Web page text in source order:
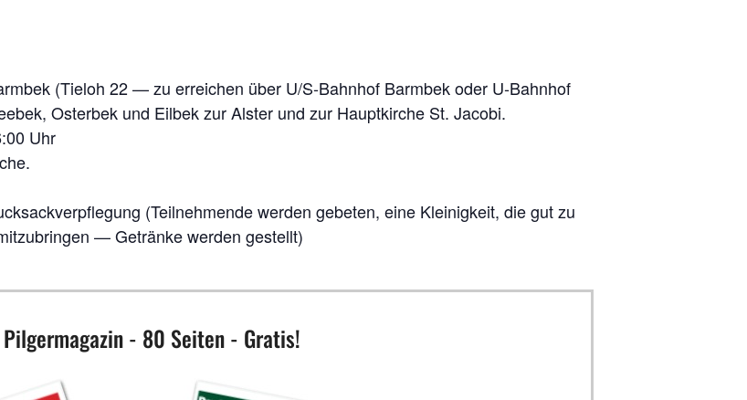
(Tie­loh 22 — zu errei­chen über U/S‑Bahnhof Barm­bek oder U‑Bahnhof
Oster­bek und Eil­bek zur Als­ter und zur Haupt­kir­che St. Jacobi.
Uhr
(Teil­neh­men­de wer­den gebe­ten, eine Klei­nig­keit, die gut zu
— Geträn­ke wer­den gestellt)
Pilgermagazin - 80 Seiten - Gratis!